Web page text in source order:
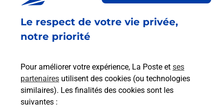
Le respect de votre vie privée,
notre priorité
Pour améliorer votre expérience, La Poste et ses
partenaires utilisent des cookies (ou technologies
similaires). Les finalités des cookies sont les
suivantes :
jusqu'à 09h00
16 CENTRE COMMERCIAL I
57450 FAREBERSVILLER
Malin !